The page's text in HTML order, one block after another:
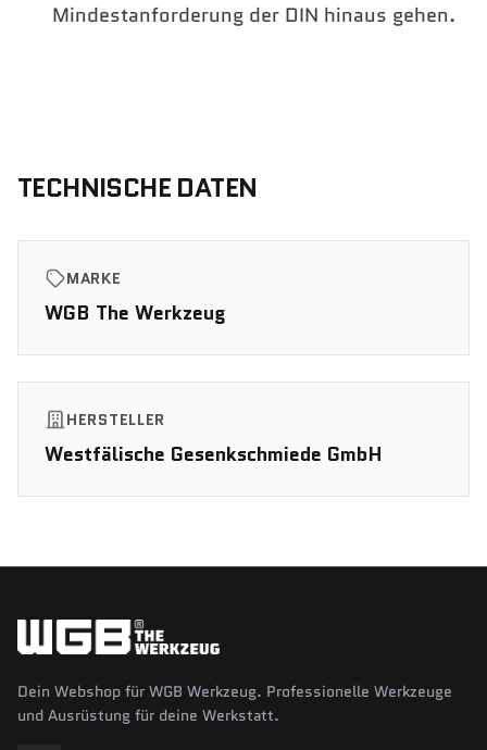
Mindestanforderung der DIN hinaus gehen.
TECHNISCHE DATEN
MARKE
WGB The Werkzeug
HERSTELLER
Westfälische Gesenkschmiede GmbH
Dein Webshop für WGB Werkzeug. Professionelle Werkzeuge
und Ausrüstung für deine Werkstatt.